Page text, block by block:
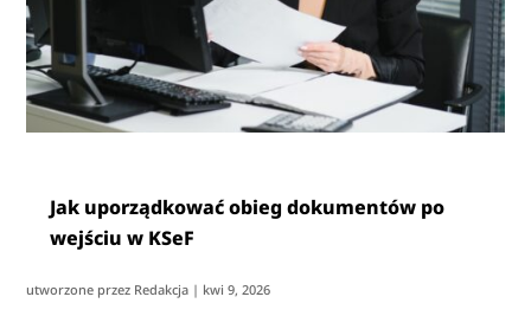
Jak uporządkować obieg dokumentów po
wejściu w KSeF
utworzone przez Redakcja | kwi 9, 2026